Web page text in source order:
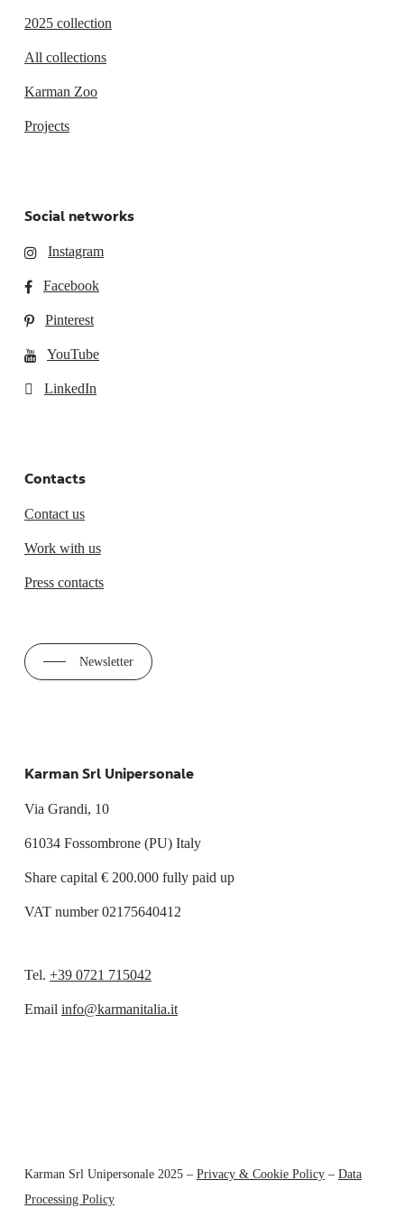
2025 collection
All collections
Karman Zoo
Projects
Social networks
Instagram
Facebook
Pinterest
YouTube
LinkedIn
Contacts
Contact us
Work with us
Press contacts
Newsletter
Karman Srl Unipersonale
Via Grandi, 10
61034 Fossombrone (PU) Italy
Share capital € 200.000 fully paid up
VAT number 02175640412
Tel.+39 0721 715042
Emailinfo@karmanitalia.it
Karman Srl Unipersonale 2025 – Privacy & Cookie Policy– Data
Processing Policy